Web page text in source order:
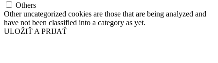
Others
Other uncategorized cookies are those that are being analyzed and
have not been classified into a category as yet.
ULOŽIŤ A PRIJAŤ